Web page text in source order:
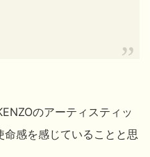
のアーティスティッ
感を感じていることと思